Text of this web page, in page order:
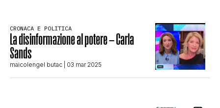
EVERGREEN
EDITORIALI
CRONACA E POLITICA
La disinformazione al potere – Carla
Sands
maicolengel butac | 03 mar 2025